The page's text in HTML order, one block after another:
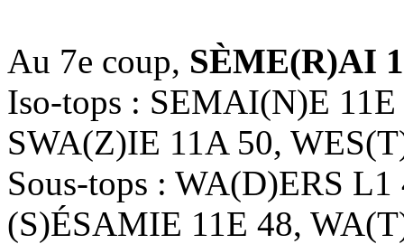
Au 7e coup, SÈME(R)AI
Iso-tops : SEMAI(N)E
SWA(Z)IE 11A 50,
Sous-tops : WA(D)ERS
(S)ÉSAMIE 11E 48,